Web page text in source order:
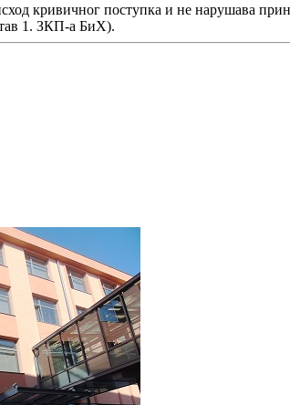
кривичног поступка и не нарушава
1. ЗКП-а БиХ).